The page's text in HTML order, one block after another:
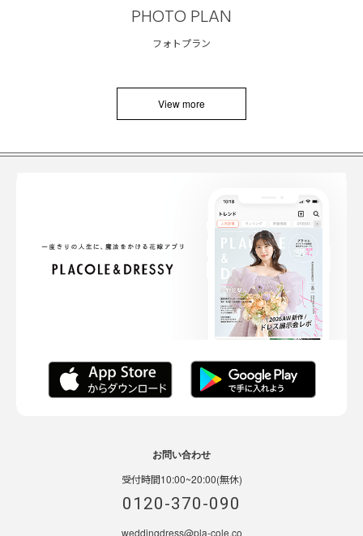
PHOTO PLAN
フォトプラン
View more
お問い合わせ
受付時間10:00~20:00(無休)
0120-370-090
weddingdress@pla-cole.co